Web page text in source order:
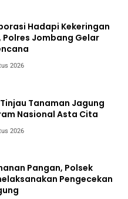
Hadapi Kekeringan
Jombang Gelar
2026
Tanaman Jagung
Nasional Asta Cita
2026
Pangan, Polsek
Pengecekan